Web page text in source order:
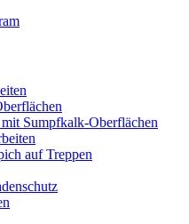
Sumpfkalk-Oberflächen
auf Treppen